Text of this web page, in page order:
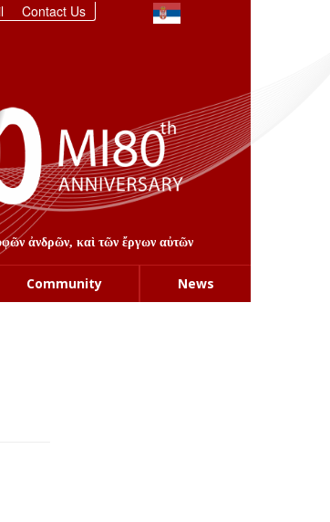
Contact Us
ἀνδρῶν, καὶ τῶν ἔργων αὐτῶν
Community News